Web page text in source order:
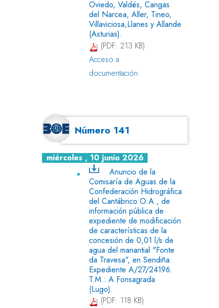
Oviedo, Valdés, Cangas
del Narcea, Aller, Tineo,
Villaviciosa,Llanes y Allande
(Asturias).
(PDF: 213 KB)
Acceso a
documentación
Número 141
miércoles , 10 junio 2026
Anuncio de la
Comisaría de Aguas de la
Confederación Hidrográfica
del Cantábrico O.A., de
información pública de
expediente de modificación
de características de la
concesión de 0,01 l/s de
agua del manantial "Fonte
da Travesa", en Sendiña.
Expediente A/27/24196.
T.M.: A Fonsagrada
(Lugo).
(PDF: 118 KB)